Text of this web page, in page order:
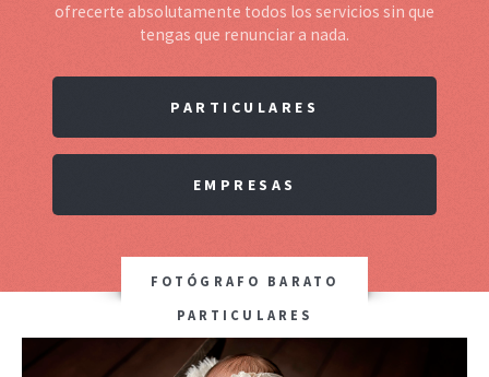
ofrecerte absolutamente todos los servicios sin que
tengas que renunciar a nada.
PARTICULARES
EMPRESAS
FOTÓGRAFO BARATO
PARTICULARES